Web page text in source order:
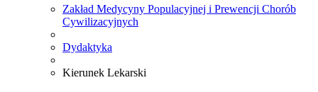
Zakład Medycyny Populacyjnej i Prewencji Chorób
Cywilizacyjnych
Dydaktyka
Kierunek Lekarski